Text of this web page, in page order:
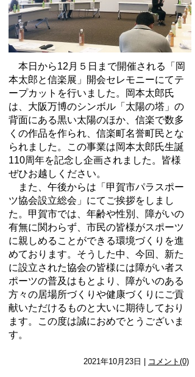
本日から12月５日まで開催される「岡
本太郎と信楽展」開会セレモニーにてテ
ープカットを行いました。岡本太郎氏
は、大阪万博のシンボル「太陽の塔」の
背面にある黒い太陽のほか、信楽で数多
くの作品を作られ、信楽町名誉町民とな
られました。この事業は岡本太郎氏生誕
110周年を記念し企画されました。皆様
ぜひお越しください。
また、午後からは「甲賀市パラスポー
ツ協会設立総会」にてご挨拶をしまし
た。甲賀市では、年齢や性別、障がいの
有無に関わらず、市民の皆様がスポーツ
に親しめることができる環境づくりを進
めております。そうした中、今回、新た
に設立された協会の皆様には障がい者ス
ポーツの普及はもとより、障がいのある
方々の居場所づくりや健康づくりにご貢
献いただけるものと大いに期待しており
ます。この度は誠におめでとうございま
す。
2021年10月23日 | コメント(0)